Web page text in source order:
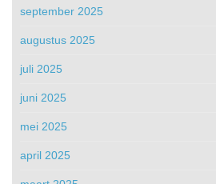
september 2025
augustus 2025
juli 2025
juni 2025
mei 2025
april 2025